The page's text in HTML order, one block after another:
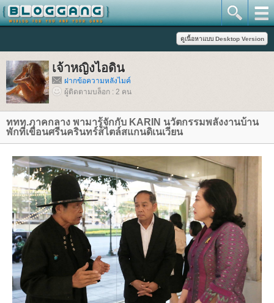
เจ้าหญิงไอดิน
ฝากข้อความหลังไมค์
ผู้ติดตามบล็อก : 2 คน
ททท.ภาคกลาง พามารู้จักกับ KARIN นวัตกรรมพลังงานบ้าน
พักที่เขื่อนศรีนครินทร์สไตล์สแกนดิเนเวียน